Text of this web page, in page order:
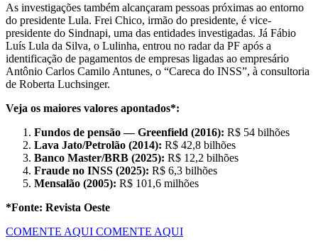
As investigações também alcançaram pessoas próximas ao entorno
do presidente Lula. Frei Chico, irmão do presidente, é vice-
presidente do Sindnapi, uma das entidades investigadas. Já Fábio
Luís Lula da Silva, o Lulinha, entrou no radar da PF após a
identificação de pagamentos de empresas ligadas ao empresário
Antônio Carlos Camilo Antunes, o “Careca do INSS”, à consultoria
de Roberta Luchsinger.
Veja os maiores valores apontados*:
Fundos de pensão — Greenfield (2016): R$ 54 bilhões
Lava Jato/Petrolão (2014): R$ 42,8 bilhões
Banco Master/BRB (2025): R$ 12,2 bilhões
Fraude no INSS (2025): R$ 6,3 bilhões
Mensalão (2005): R$ 101,6 milhões
*Fonte: Revista Oeste
COMENTE AQUI COMENTE AQUI